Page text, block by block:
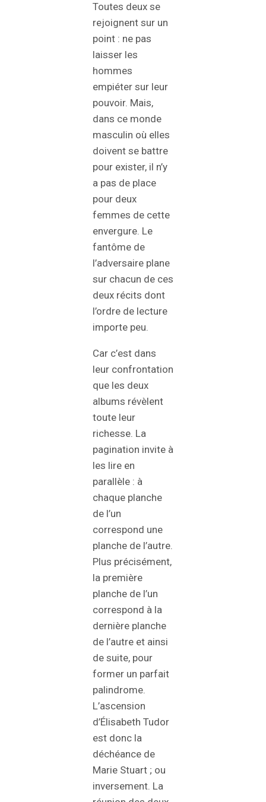
Toutes deux se
rejoignent sur un
point : ne pas
laisser les
hommes
empiéter sur leur
pouvoir. Mais,
dans ce monde
masculin où elles
doivent se battre
pour exister, il n’y
a pas de place
pour deux
femmes de cette
envergure. Le
fantôme de
l’adversaire plane
sur chacun de ces
deux récits dont
l’ordre de lecture
importe peu.
Car c’est dans
leur confrontation
que les deux
albums révèlent
toute leur
richesse. La
pagination invite à
les lire en
parallèle : à
chaque planche
de l’un
correspond une
planche de l’autre.
Plus précisément,
la première
planche de l’un
correspond à la
dernière planche
de l’autre et ainsi
de suite, pour
former un parfait
palindrome.
L’ascension
d’Élisabeth Tudor
est donc la
déchéance de
Marie Stuart ; ou
inversement. La